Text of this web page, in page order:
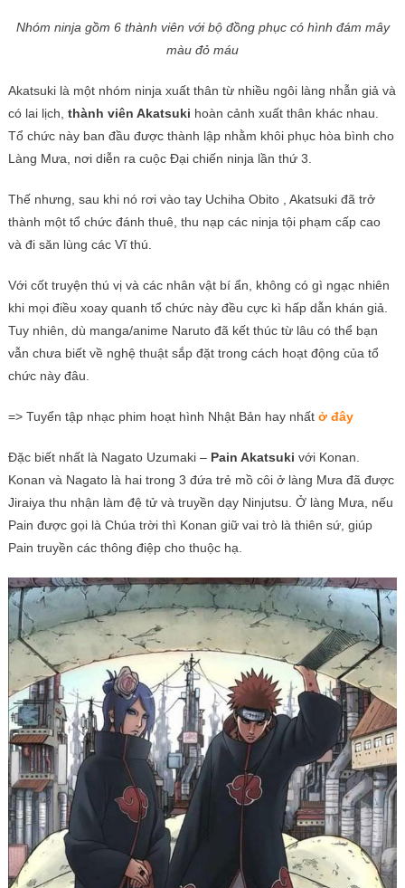
Nhóm ninja gồm 6 thành viên với bộ đồng phục có hình đám mây
màu đỏ máu
Akatsuki là một nhóm ninja xuất thân từ nhiều ngôi làng nhẫn giả và
có lai lịch, thành viên Akatsuki hoàn cảnh xuất thân khác nhau.
Tổ chức này ban đầu được thành lập nhằm khôi phục hòa bình cho
Làng Mưa, nơi diễn ra cuộc Đại chiến ninja lần thứ 3.
Thế nhưng, sau khi nó rơi vào tay Uchiha Obito , Akatsuki đã trở
thành một tổ chức đánh thuê, thu nạp các ninja tội phạm cấp cao
và đi săn lùng các Vĩ thú.
Với cốt truyện thú vị và các nhân vật bí ẩn, không có gì ngạc nhiên
khi mọi điều xoay quanh tổ chức này đều cực kì hấp dẫn khán giả.
Tuy nhiên, dù manga/anime Naruto đã kết thúc từ lâu có thể bạn
vẫn chưa biết về nghệ thuật sắp đặt trong cách hoạt động của tổ
chức này đâu.
=> Tuyển tập nhạc phim hoạt hình Nhật Bản hay nhất ở đây
Đặc biết nhất là Nagato Uzumaki – Pain Akatsuki với Konan.
Konan và Nagato là hai trong 3 đứa trẻ mồ côi ở làng Mưa đã được
Jiraiya thu nhận làm đệ tử và truyền dạy Ninjutsu. Ở làng Mưa, nếu
Pain được gọi là Chúa trời thì Konan giữ vai trò là thiên sứ, giúp
Pain truyền các thông điệp cho thuộc hạ.